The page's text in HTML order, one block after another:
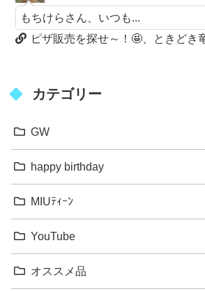
もちけらさん、いつも...
ピザ販売を探せ～！🤩、ときどき
カテゴリー
GW
happy birthday
MIUﾃｨｰﾝ
YouTube
オススメ品